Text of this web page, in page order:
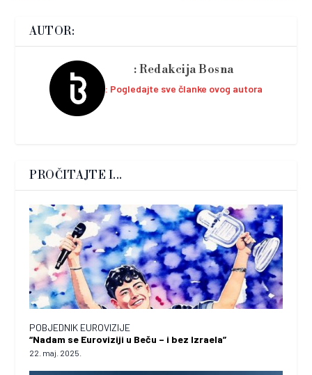
AUTOR:
Redakcija Bosna
Pogledajte sve članke ovog autora
PROČITAJTE I...
POBJEDNIK EUROVIZIJE
“Nadam se Euroviziji u Beču – i bez Izraela”
22. maj. 2025.